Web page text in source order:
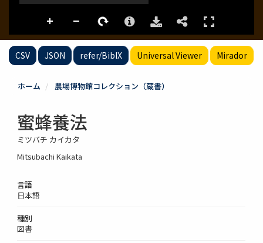
CSV JSON refer/BibIX Universal Viewer Mirador
ホーム 農場博物館コレクション（蔵書）
蜜蜂養法
ミツバチ カイカタ
Mitsubachi Kaikata
言語
日本語
種別
図書